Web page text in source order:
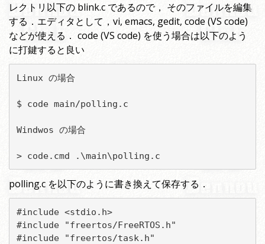
レクトリ以下の blink.c であるので， そのファイルを編集
する．エディタとして，vi, emacs, gedit, code (VS code)
などが使える． code (VS code) を使う場合は以下のよう
に打鍵すると良い
Linux の場合
$ code main/polling.c
Windwos の場合
> code.cmd .\main\polling.c
polling.c を以下のように書き換えて保存する．
#include <stdio.h>
#include "freertos/FreeRTOS.h"
#include "freertos/task.h"